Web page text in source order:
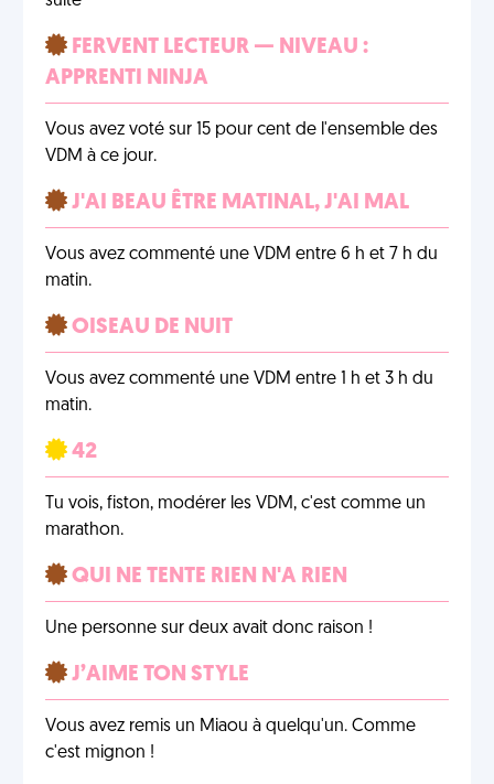
FERVENT LECTEUR — NIVEAU :
APPRENTI NINJA
Vous avez voté sur 15 pour cent de l'ensemble des
VDM à ce jour.
J'AI BEAU ÊTRE MATINAL, J'AI MAL
Vous avez commenté une VDM entre 6 h et 7 h du
matin.
OISEAU DE NUIT
Vous avez commenté une VDM entre 1 h et 3 h du
matin.
42
Tu vois, fiston, modérer les VDM, c'est comme un
marathon.
QUI NE TENTE RIEN N'A RIEN
Une personne sur deux avait donc raison !
J’AIME TON STYLE
Vous avez remis un Miaou à quelqu'un. Comme
c'est mignon !